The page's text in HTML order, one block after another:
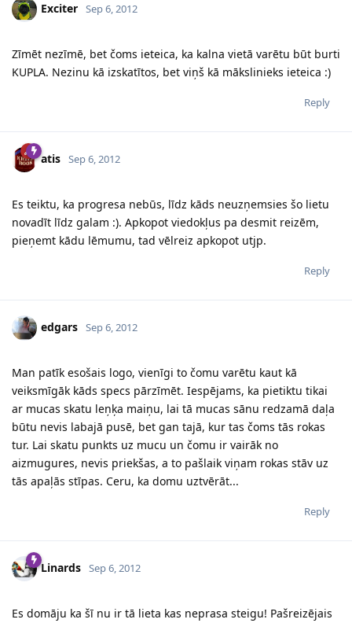
Exciter Sep 6, 2012
Zīmēt nezīmē, bet čoms ieteica, ka kalna vietā varētu būt burti
KUPLA. Nezinu kā izskatītos, bet viņš kā mākslinieks ieteica :)
Reply
atis Sep 6, 2012
Es teiktu, ka progresa nebūs, līdz kāds neuzņemsies šo lietu
novadīt līdz galam :). Apkopot viedokļus pa desmit reizēm,
pieņemt kādu lēmumu, tad vēlreiz apkopot utjp.
Reply
edgars Sep 6, 2012
Man patīk esošais logo, vienīgi to čomu varētu kaut kā
veiksmīgāk kāds specs pārzīmēt. Iespējams, ka pietiktu tikai
ar mucas skatu leņķa maiņu, lai tā mucas sānu redzamā daļa
būtu nevis labajā pusē, bet gan tajā, kur tas čoms tās rokas
tur. Lai skatu punkts uz mucu un čomu ir vairāk no
aizmugures, nevis priekšas, a to pašlaik viņam rokas stāv uz
tās apaļās stīpas. Ceru, ka domu uztvērāt...
Reply
Linards Sep 6, 2012
Es domāju ka šī nu ir tā lieta kas neprasa steigu! Pašreizējais